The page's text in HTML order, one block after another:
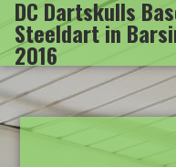
Zum
Inhalt
springen
DC Dartskulls
Steeldart in
2016